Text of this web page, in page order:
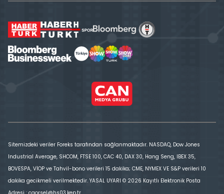
Sitemizdeki veriler Foreks tarafından sağlanmaktadır. NASDAQ, Dow Jones
Industrial Average, SHCOM, FTSE 100, CAC 40, DAX 30, Hang Seng, IBEX 35,
BOVESPA, VİOP ve Tahvil-bono verileri 15 dakika; CME, NYMEX VE S&P verileri 10
dakika gecikmeli verilmektedir. YASAL UYARI © 2026 Kayıtlı Elektronik Posta